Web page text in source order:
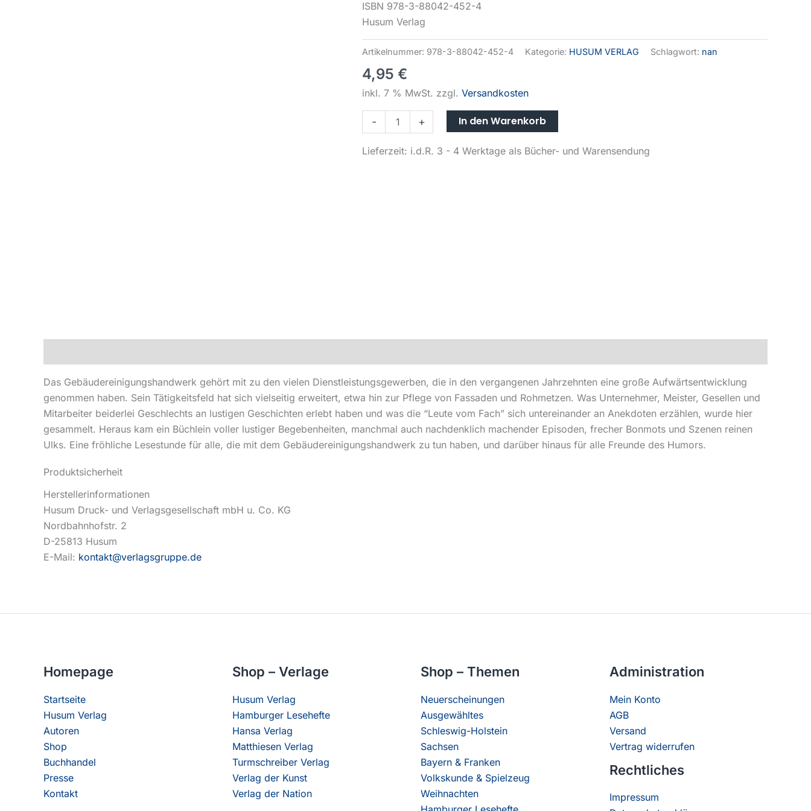
ISBN 978-3-88042-452-4
Husum Verlag
Artikelnummer: 978-3-88042-452-4 Kategorie: HUSUM VERLAG Schlagwort: nan
4,95 €
inkl. 7 % MwSt. zzgl. Versandkosten
- + In den Warenkorb
Lieferzeit: i.d.R. 3 - 4 Werktage als Bücher- und Warensendung
Das Gebäudereinigungshandwerk gehört mit zu den vielen Dienstleistungsgewerben, die in den vergangenen Jahrzehnten eine große Aufwärtsentwicklung
genommen haben. Sein Tätigkeitsfeld hat sich vielseitig erweitert, etwa hin zur Pflege von Fassaden und Rohmetzen. Was Unternehmer, Meister, Gesellen und
Mitarbeiter beiderlei Geschlechts an lustigen Geschichten erlebt haben und was die “Leute vom Fach” sich untereinander an Anekdoten erzählen, wurde hier
gesammelt. Heraus kam ein Büchlein voller lustiger Begebenheiten, manchmal auch nachdenklich machender Episoden, frecher Bonmots und Szenen reinen
Ulks. Eine fröhliche Lesestunde für alle, die mit dem Gebäudereinigungshandwerk zu tun haben, und darüber hinaus für alle Freunde des Humors.
Produktsicherheit
Herstellerinformationen
Husum Druck- und Verlagsgesellschaft mbH u. Co. KG
Nordbahnhofstr. 2
D-25813 Husum
E-Mail: kontakt@verlagsgruppe.de
Homepage
Startseite
Husum Verlag
Autoren
Shop
Buchhandel
Presse
Kontakt
Shop – Verlage
Husum Verlag
Hamburger Lesehefte
Hansa Verlag
Matthiesen Verlag
Turmschreiber Verlag
Verlag der Kunst
Verlag der Nation
Shop – Themen
Neuerscheinungen
Ausgewähltes
Schleswig-Holstein
Sachsen
Bayern & Franken
Volkskunde & Spielzeug
Weihnachten
Administration
Mein Konto
AGB
Versand
Vertrag widerrufen
Rechtliches
Impressum